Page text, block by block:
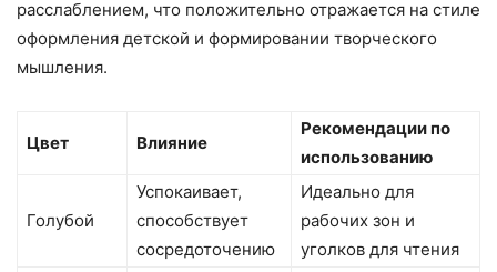
расслаблением, что положительно отражается на стиле
оформления детской и формировании творческого
мышления.
Цвет Влияние
Рекомендации по
использованию
Голубой
Успокаивает,
способствует
сосредоточению
Идеально для
рабочих зон и
уголков для чтения